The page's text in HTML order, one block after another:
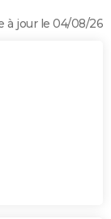
à jour le 04/08/26